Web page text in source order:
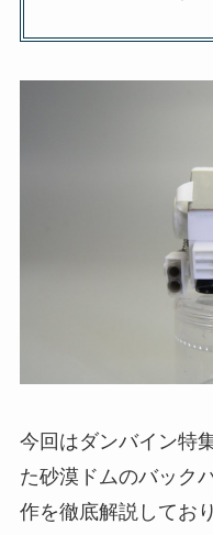
今回はダンバイン特
た砂漠ドムのバック
作を徹底解説してお